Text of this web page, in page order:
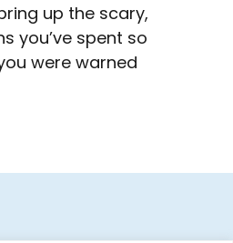
up the scary,
you’ve spent so
were warned